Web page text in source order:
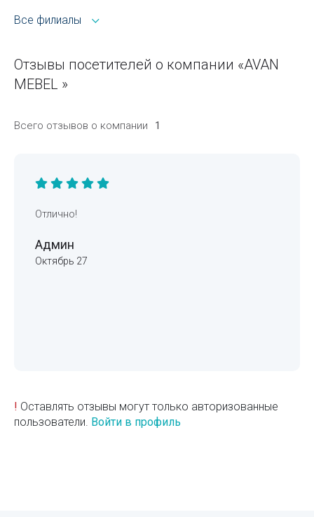
Все филиалы
Отзывы посетителей о компании «AVAN
MEBEL »
Всего отзывов о компании 1
Отлично!
Админ
Октябрь 27
! Оставлять отзывы могут только авторизованные
пользователи. Войти в профиль